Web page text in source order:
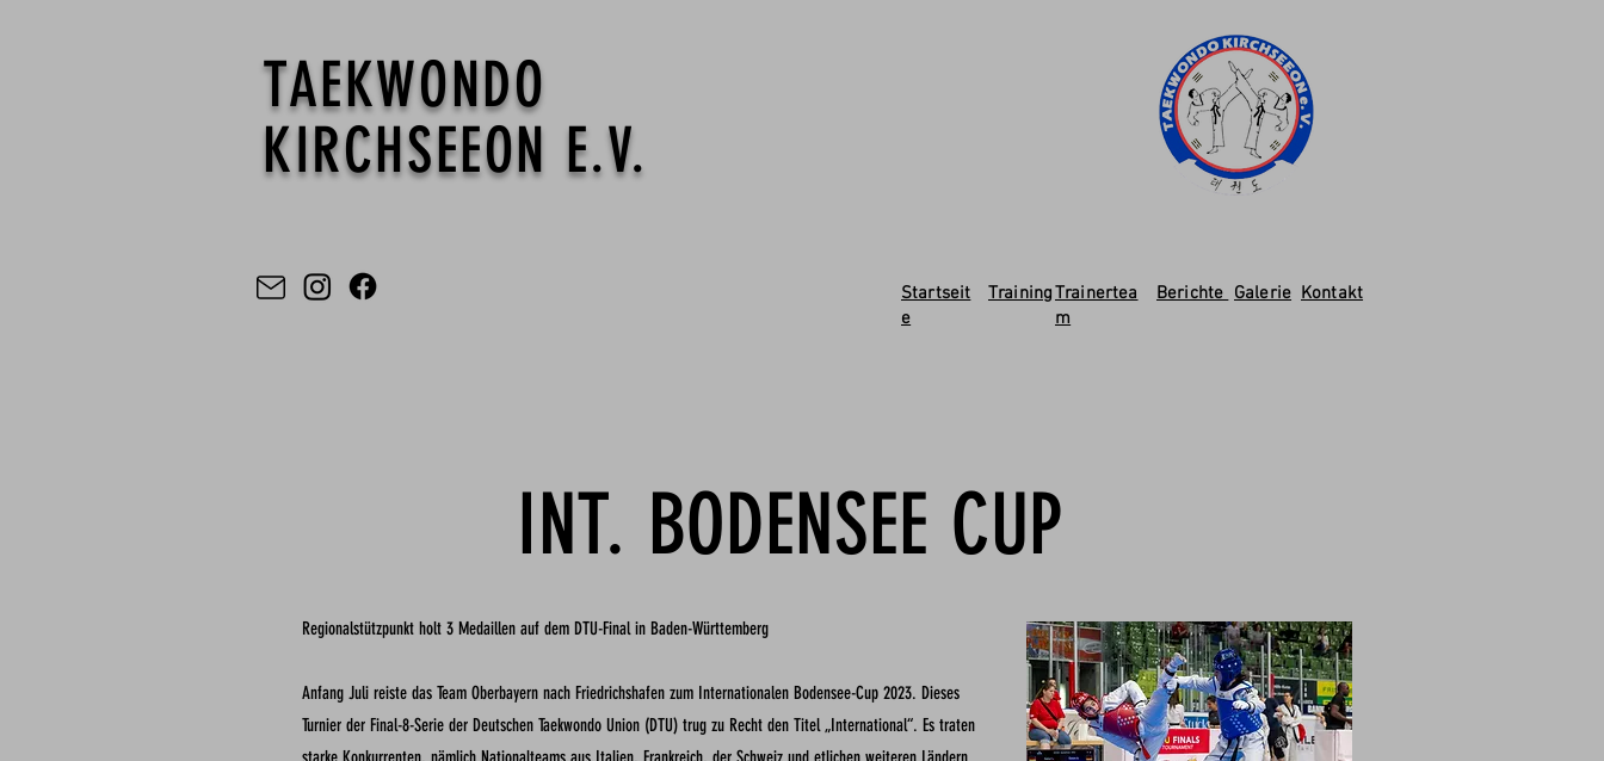
TAEKWONDO
KIRCHSEEON E.V.
Startseit
e
TrainingTrainertea
m
Berichte Galerie Kontakt
INT. BODENSEE CUP
Regionalstützpunkt holt 3 Medaillen auf dem DTU-Final in Baden-Württemberg
Anfang Juli reiste das Team Oberbayern nach Friedrichshafen zum Internationalen Bodensee-Cup 2023. Dieses
Turnier der Final-8-Serie der Deutschen Taekwondo Union (DTU) trug zu Recht den Titel „International“. Es traten